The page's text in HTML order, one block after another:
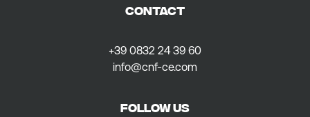
CONTACT
+39 0832 24 39 60
info@cnf-ce.com
FOLLOW US